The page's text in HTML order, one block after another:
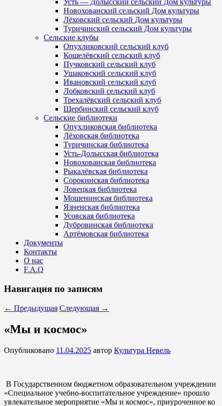
Усть — Долысский сельский Дом культуры
Новохованский сельский Дом культуры
Лёховский сельский Дом культуры
Туричинский сельский Дом культуры
Сельские клубы
Опухликовский сельский клуб
Кошелёвский сельский клуб
Пучковский сельский клуб
Ушаковский сельский клуб
Ивановский сельский клуб
Лобковский сельский клуб
Трехалёвский сельский клуб
Щербинский сельский клуб
Сельские библиотеки
Опухликовская библиотека
Лёховская библиотека
Туричинская библиотека
Усть-Долысская библиотека
Новохованская библиотека
Рыкалёвская библиотека
Сорокинская библиотека
Ловецкая библиотека
Мошенинская библиотека
Язненская библиотека
Усовская библиотека
Дубровинская библиотека
Артёмовская библиотека
Документы
Контакты
О нас
F.A.Q
Навигация по записям
← Предыдущая Следующая →
«Мы и космос»
Опубликовано 11.04.2025 автор Культура Невель
В Государственном бюджетном образовательном учреждении
«Специальное учебно-воспитательное учреждение» прошло
увлекательное мероприятие «Мы и космос», приуроченное ко